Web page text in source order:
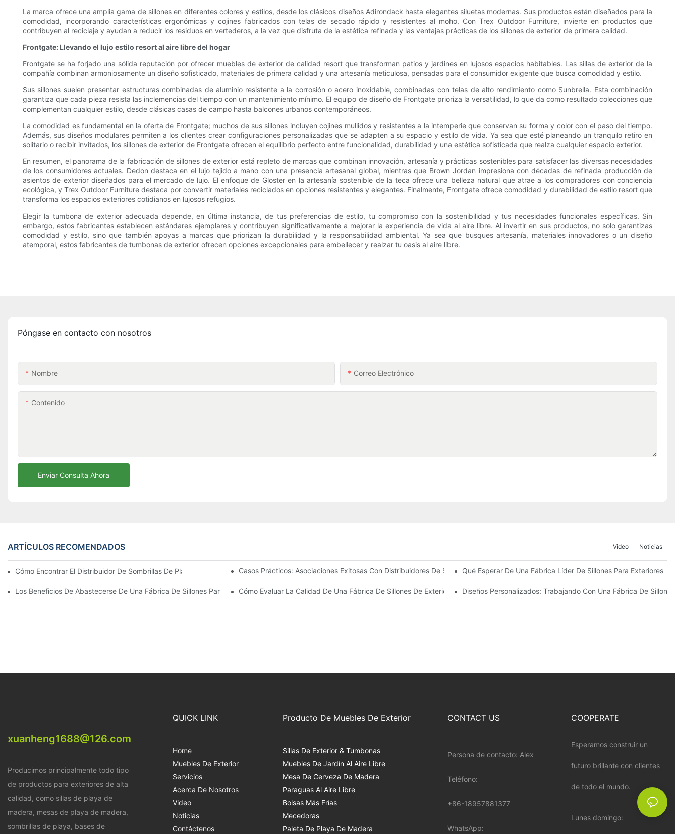
La marca ofrece una amplia gama de sillones en diferentes colores y estilos, desde los clásicos diseños Adirondack hasta elegantes siluetas modernas. Sus productos están diseñados para la
comodidad, incorporando características ergonómicas y cojines fabricados con telas de secado rápido y resistentes al moho. Con Trex Outdoor Furniture, invierte en productos que
contribuyen al reciclaje y ayudan a reducir los residuos en vertederos, a la vez que disfruta de la estética refinada y las ventajas prácticas de los sillones de exterior de primera calidad.
Frontgate: Llevando el lujo estilo resort al aire libre del hogar
Frontgate se ha forjado una sólida reputación por ofrecer muebles de exterior de calidad resort que transforman patios y jardines en lujosos espacios habitables. Las sillas de exterior de la
compañía combinan armoniosamente un diseño sofisticado, materiales de primera calidad y una artesanía meticulosa, pensadas para el consumidor exigente que busca comodidad y estilo.
Sus sillones suelen presentar estructuras combinadas de aluminio resistente a la corrosión o acero inoxidable, combinadas con telas de alto rendimiento como Sunbrella. Esta combinación
garantiza que cada pieza resista las inclemencias del tiempo con un mantenimiento mínimo. El equipo de diseño de Frontgate prioriza la versatilidad, lo que da como resultado colecciones que
complementan cualquier estilo, desde clásicas casas de campo hasta balcones urbanos contemporáneos.
La comodidad es fundamental en la oferta de Frontgate; muchos de sus sillones incluyen cojines mullidos y resistentes a la intemperie que conservan su forma y color con el paso del tiempo.
Además, sus diseños modulares permiten a los clientes crear configuraciones personalizadas que se adapten a su espacio y estilo de vida. Ya sea que esté planeando un tranquilo retiro en
solitario o recibir invitados, los sillones de exterior de Frontgate ofrecen el equilibrio perfecto entre funcionalidad, durabilidad y una estética sofisticada que realza cualquier espacio exterior.
En resumen, el panorama de la fabricación de sillones de exterior está repleto de marcas que combinan innovación, artesanía y prácticas sostenibles para satisfacer las diversas necesidades
de los consumidores actuales. Dedon destaca en el lujo tejido a mano con una presencia artesanal global, mientras que Brown Jordan impresiona con décadas de refinada producción de
asientos de exterior diseñados para el mercado de lujo. El enfoque de Gloster en la artesanía sostenible de la teca ofrece una belleza natural que atrae a los compradores con conciencia
ecológica, y Trex Outdoor Furniture destaca por convertir materiales reciclados en opciones resistentes y elegantes. Finalmente, Frontgate ofrece comodidad y durabilidad de estilo resort que
transforma los espacios exteriores cotidianos en lujosos refugios.
Elegir la tumbona de exterior adecuada depende, en última instancia, de tus preferencias de estilo, tu compromiso con la sostenibilidad y tus necesidades funcionales específicas. Sin
embargo, estos fabricantes establecen estándares ejemplares y contribuyen significativamente a mejorar la experiencia de vida al aire libre. Al invertir en sus productos, no solo garantizas
comodidad y estilo, sino que también apoyas a marcas que priorizan la durabilidad y la responsabilidad ambiental. Ya sea que busques artesanía, materiales innovadores o un diseño
atemporal, estos fabricantes de tumbonas de exterior ofrecen opciones excepcionales para embellecer y realzar tu oasis al aire libre.
Póngase en contacto con nosotros
Nombre Correo Electrónico
Contenido
Enviar Consulta Ahora
ARTÍCULOS RECOMENDADOS Noticias
Video
Cómo Encontrar El Distribuidor De Sombrillas De Playa Adecuado Para Las Necesidades De Su NegocioCasos Prácticos: Asociaciones Exitosas Con Distribuidores De Sombrillas De PlayaQué Esperar De Una Fábrica Líder De Sillones Para Exteriores
Los Beneficios De Abastecerse De Una Fábrica De Sillones Para ExterioresCómo Evaluar La Calidad De Una Fábrica De Sillones De Exterior Diseños Personalizados: Trabajando Con Una Fábrica De
xuanheng1688@126.com
Producimos principalmente todo tipo
de productos para exteriores de alta
calidad, como sillas de playa de
madera, mesas de playa de madera,
sombrillas de playa, bases de
QUICK LINK
Home
Muebles De Exterior
Servicios
Acerca De Nosotros
Video
Noticias
Contáctenos
Producto De Muebles De Exterior
Sillas De Exterior & Tumbonas
Muebles De Jardín Al Aire Libre
Mesa De Cerveza De Madera
Paraguas Al Aire Libre
Bolsas Más Frías
Mecedoras
Paleta De Playa De Madera
CONTACT US
Persona de contacto: Alex
Teléfono:
+86-18957881377
WhatsApp:
COOPERATE
Esperamos construir un
futuro brillante con clientes
de todo el mundo.
Lunes domingo: